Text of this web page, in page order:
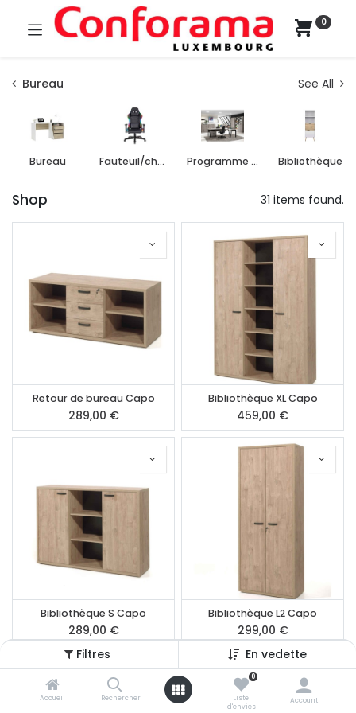
Filtres En vedette
Accueil Rechercher
0
Liste
d'envies
Account
0
Bureau See All
Bureau Fauteuil/chaise de bureau Programme de bureau Bibliothèque
Shop 31 items found.
Retour de bureau Capo
289,00 €
Bibliothèque XL Capo
459,00 €
Bibliothèque S Capo
289,00 €
Bibliothèque L2 Capo
299,00 €